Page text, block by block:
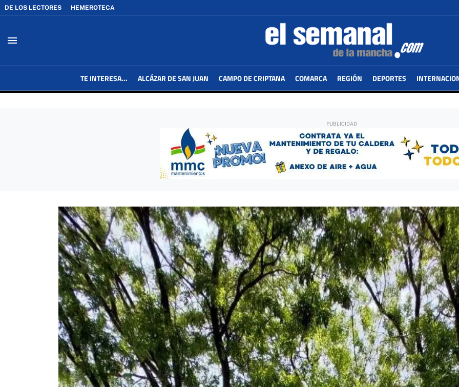
DE LOS LECTORES HEMEROTECA
menu
TE INTERESA... ALCÁZAR DE SAN JUAN CAMPO DE CRIPTANA COMARCA REGIÓN DEPORTES